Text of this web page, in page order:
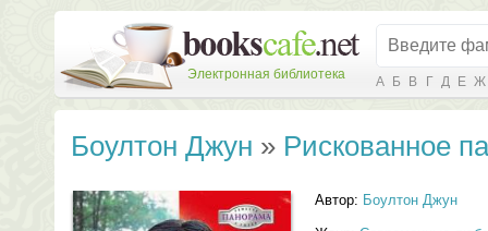
Электронная библиотека А Б В Г Д Е Ж
Боултон Джун » Рискованное
Автор: Боултон Джун